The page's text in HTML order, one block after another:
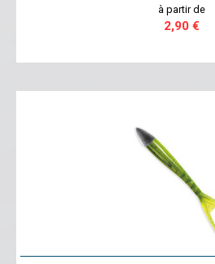
à partir de
2,90 €